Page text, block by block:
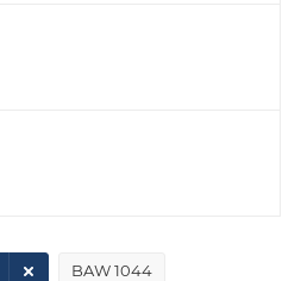
BAW 1044